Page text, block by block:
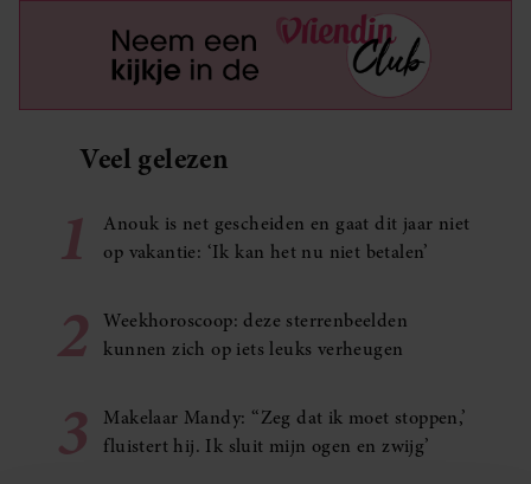
Veel gelezen
1
Anouk is net gescheiden en gaat dit jaar niet
op vakantie: ‘Ik kan het nu niet betalen’
2
Weekhoroscoop: deze sterrenbeelden
kunnen zich op iets leuks verheugen
3
Makelaar Mandy: ‘‘Zeg dat ik moet stoppen,’
fluistert hij. Ik sluit mijn ogen en zwijg’